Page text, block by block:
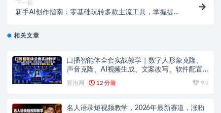
下一篇
新手AI创作指南：零基础玩转多款主流工具，掌握提示
相关文章
口播智能体全套实战教学｜数字人形象克隆、
声音克隆、AI视频生成、文案改写、软件配置
冒泡网 12 分前 9.9
名人语录短视频教学，2026年最新赛道，涨粉